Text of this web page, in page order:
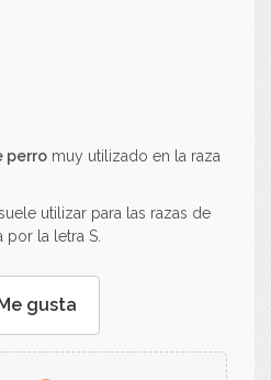
perro muy utilizado en la raza
utilizar para las razas de
la letra S.
gusta